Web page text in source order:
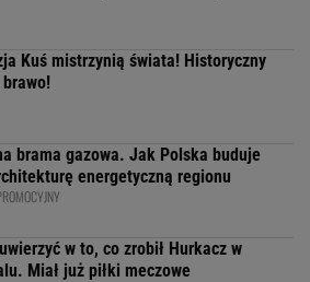
Kuś mistrzynią świata! Historyczny
brama gazowa. Jak Polska buduje
energetyczną regionu
w to, co zrobił Hurkacz w
Miał już piłki meczowe